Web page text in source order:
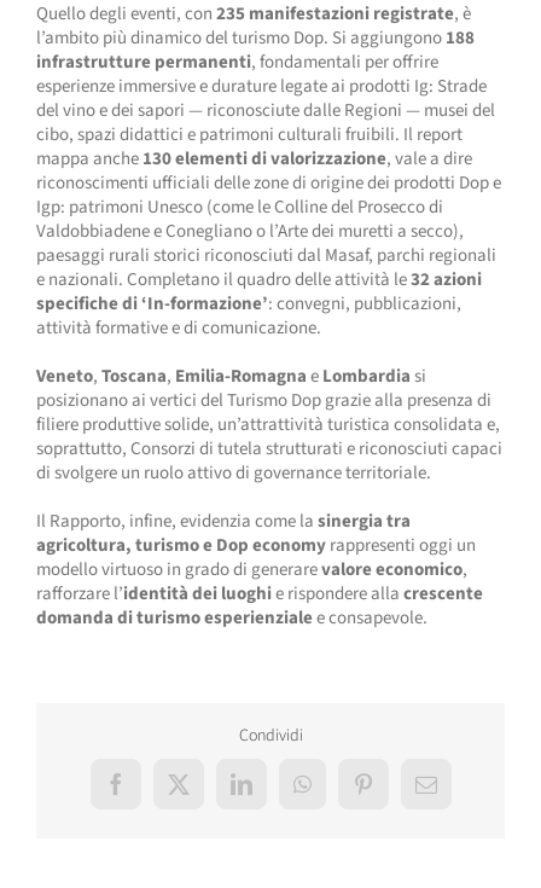
Quello degli eventi, con235 manifestazioni registrate, è
l’ambito più dinamico del turismo Dop. Si aggiungono188
infrastrutture permanenti, fondamentali per offrire
esperienze immersive e durature legate ai prodotti Ig: Strade
del vino e dei sapori — riconosciute dalle Regioni — musei del
cibo, spazi didattici e patrimoni culturali fruibili. Il report
mappa anche130 elementi di valorizzazione, vale a dire
riconoscimenti ufficiali delle zone di origine dei prodotti Dop e
Igp: patrimoni Unesco (come le Colline del Prosecco di
Valdobbiadene e Conegliano o l’Arte dei muretti a secco),
paesaggi rurali storici riconosciuti dal Masaf, parchi regionali
e nazionali. Completano il quadro delle attività le32 azioni
specifiche di ‘In-formazione’: convegni, pubblicazioni,
attività formative e di comunicazione.
Veneto,Toscana, Emilia-RomagnaeLombardiasi
posizionano ai vertici del Turismo Dop grazie alla presenza di
filiere produttive solide, un’attrattività turistica consolidata e,
soprattutto, Consorzi di tutela strutturati e riconosciuti capaci
di svolgere un ruolo attivo di governance territoriale.
Il Rapporto, infine, evidenzia come lasinergia tra
agricoltura, turismo e Dop economyrappresenti oggi un
modello virtuoso in grado di generarevalore economico,
rafforzare l’identità dei luoghie rispondere allacrescente
domanda di turismo esperienzialee consapevole.
Condividi
Facebook
X LinkedInWhatsAppPinterestEmail